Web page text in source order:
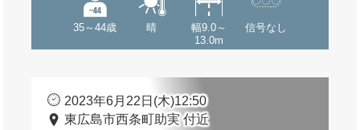
35～44歳 晴
幅9.0～
13.0m
信号なし
2023年6月22日(木)12:50
東広島市西条町助実 付近